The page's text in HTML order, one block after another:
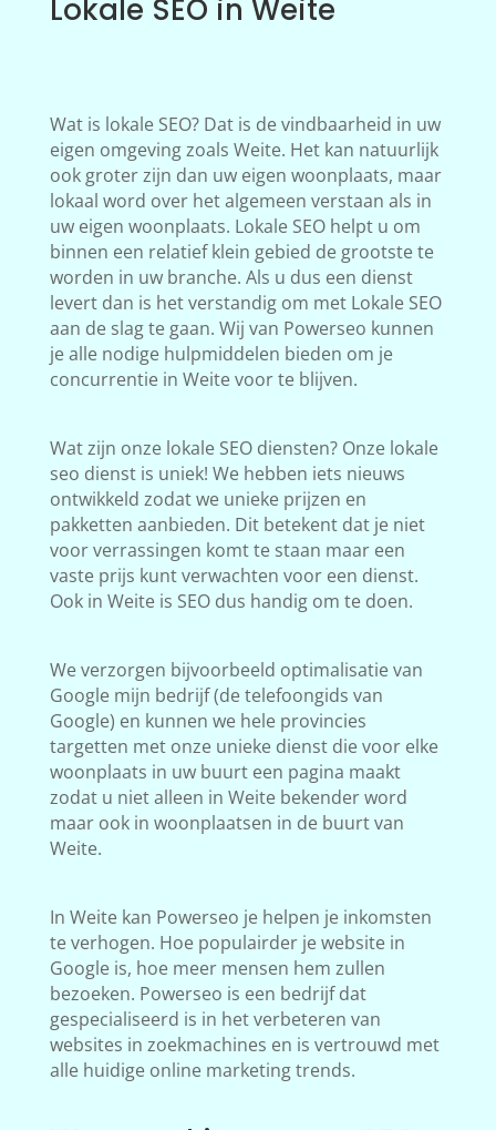
Lokale SEO in Weite
Wat is lokale SEO? Dat is de vindbaarheid in uw
eigen omgeving zoals Weite. Het kan natuurlijk
ook groter zijn dan uw eigen woonplaats, maar
lokaal word over het algemeen verstaan als in
uw eigen woonplaats. Lokale SEO helpt u om
binnen een relatief klein gebied de grootste te
worden in uw branche. Als u dus een dienst
levert dan is het verstandig om met Lokale SEO
aan de slag te gaan. Wij van Powerseo kunnen
je alle nodige hulpmiddelen bieden om je
concurrentie in Weite voor te blijven.
Wat zijn onze lokale SEO diensten? Onze lokale
seo dienst is uniek! We hebben iets nieuws
ontwikkeld zodat we unieke prijzen en
pakketten aanbieden. Dit betekent dat je niet
voor verrassingen komt te staan maar een
vaste prijs kunt verwachten voor een dienst.
Ook in Weite is SEO dus handig om te doen.
We verzorgen bijvoorbeeld optimalisatie van
Google mijn bedrijf (de telefoongids van
Google) en kunnen we hele provincies
targetten met onze unieke dienst die voor elke
woonplaats in uw buurt een pagina maakt
zodat u niet alleen in Weite bekender word
maar ook in woonplaatsen in de buurt van
Weite.
In Weite kan Powerseo je helpen je inkomsten
te verhogen. Hoe populairder je website in
Google is, hoe meer mensen hem zullen
bezoeken. Powerseo is een bedrijf dat
gespecialiseerd is in het verbeteren van
websites in zoekmachines en is vertrouwd met
alle huidige online marketing trends.